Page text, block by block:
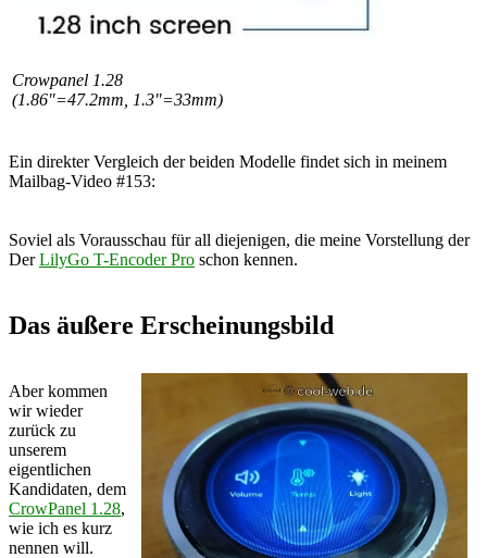
Crowpanel 1.28
(1.86"=47.2mm, 1.3"=33mm)
Ein direkter Vergleich der beiden Modelle findet sich in meinem
Mailbag-Video #153:
Soviel als Vorausschau für all diejenigen, die meine Vorstellung der
DerLilyGo T-Encoder Pro schon kennen.
Das äußere Erscheinungsbild
Aber kommen
wir wieder
zurück zu
unserem
eigentlichen
Kandidaten, dem
CrowPanel 1.28,
wie ich es kurz
nennen will.